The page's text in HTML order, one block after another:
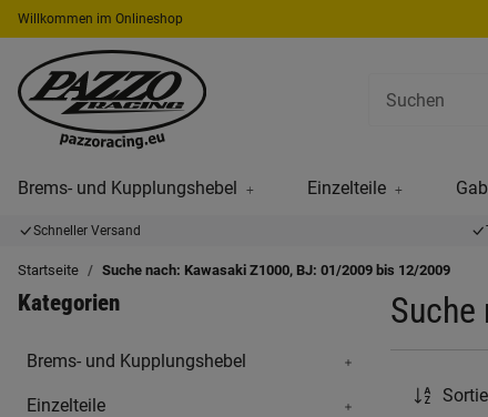
Willkommen im Onlineshop
Brems- und Kupplungshebel Einzelteile
Schneller Versand
Startseite Suche nach: Kawasaki Z1000, BJ: 01/2009 bis 12/2009
Kategorien
Brems- und Kupplungshebel
Einzelteile